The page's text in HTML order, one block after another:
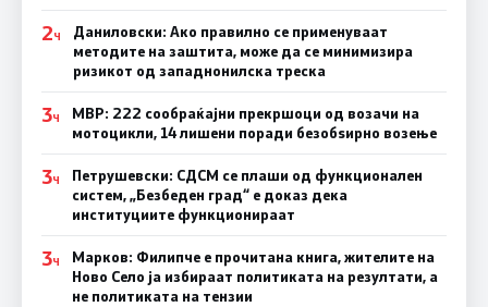
2Ч
Даниловски: Ако правилно се применуваат
методите на заштита, може да се минимизира
ризикот од западнонилска треска
3Ч
МВР: 222 сообраќајни прекршоци од возачи на
мотоцикли, 14 лишени поради безобѕирно возење
3Ч
Петрушевски: СДСМ се плаши од функционален
систем, „Безбеден град“ е доказ дека
институциите функционираат
3Ч
Марков: Филипче е прочитана книга, жителите на
Ново Село ја избираат политиката на резултати, а
не политиката на тензии